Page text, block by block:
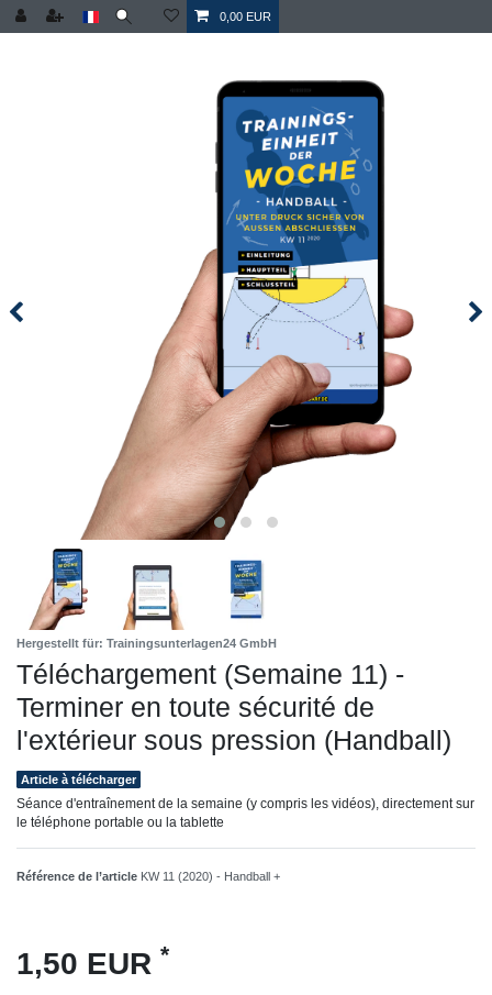
0,00 EUR
Hergestellt für: Trainingsunterlagen24 GmbH
Téléchargement (Semaine 11) -
Terminer en toute sécurité de
l'extérieur sous pression (Handball)
Article à télécharger
Séance d'entraînement de la semaine (y compris les vidéos), directement sur
le téléphone portable ou la tablette
Référence de l’article KW 11 (2020) - Handball +
1,50 EUR *